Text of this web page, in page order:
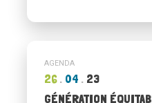
citoyenneté et à la
France se sont dotés
AGENDA
26 04
23
GÉNÉRATION